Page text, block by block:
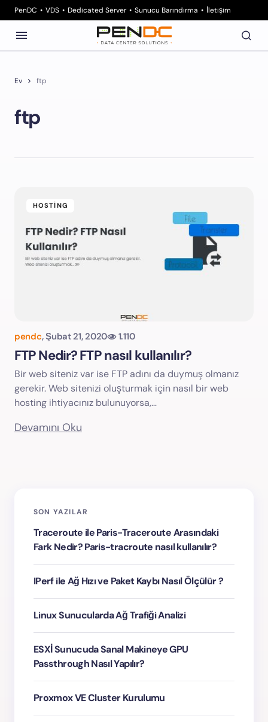
PenDC VDS Dedicated Server Sunucu Barındırma İletişim
Ev ftp
ftp
HOSTING
pendc, Şubat 21, 2020 1.110
FTP Nedir? FTP nasıl kullanılır?
Bir web siteniz var ise FTP adını da duymuş olmanız
gerekir. Web sitenizi oluşturmak için nasıl bir web
hosting ihtiyacınız bulunuyorsa,…
Devamını Oku
SON YAZILAR
Traceroute ile Paris-Traceroute Arasındaki
Fark Nedir? Paris-tracroute nasıl kullanılır?
IPerf ile Ağ Hızı ve Paket Kaybı Nasıl Ölçülür ?
Linux Sunucularda Ağ Trafiği Analizi
ESXİ Sunucuda Sanal Makineye GPU
Passthrough Nasıl Yapılır?
Proxmox VE Cluster Kurulumu